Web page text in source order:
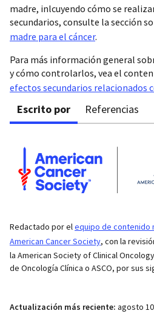
madre, inlcuyendo cómo se
secundarios, consulte la sección
madre para el cáncer.
Para más información general
y cómo controlarlos, vea el
efectos secundarios relacionados
Escrito por Referencias
Redactado por elequipo de contenido
American Cancer Society, con la
la American Society of Clinical
de Oncología Clínica o ASCO, por sus
Actualización más reciente: agosto